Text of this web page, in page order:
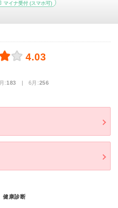
マイナ受付 (スマホ可)
4.03
:183 | 6月:256
健康診断